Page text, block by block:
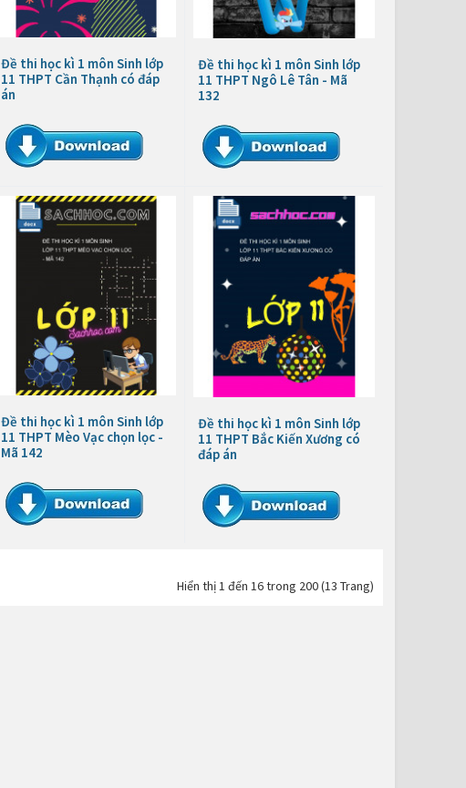
Đề thi học kì 1 môn Sinh lớp
11 THPT Cần Thạnh có đáp
án
Đề thi học kì 1 môn Sinh lớp
11 THPT Ngô Lê Tân - Mã
132
Đề thi học kì 1 môn Sinh lớp
11 THPT Mèo Vạc chọn lọc -
Mã 142
Đề thi học kì 1 môn Sinh lớp
11 THPT Bắc Kiến Xương có
đáp án
Hiển thị 1 đến 16 trong 200 (13 Trang)